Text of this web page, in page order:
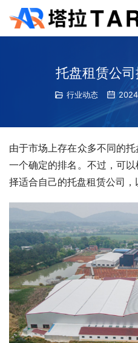
托盘租赁公
行业动态 2024
由于市场上存在众多不同的
一个确定的排名。不过，可
择适合自己的托盘租赁公司，